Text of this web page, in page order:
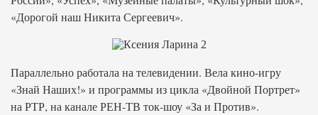
«Дорогой наш Никита Сергеевич».
Параллельно работала на телевидении. Вела кино-игру
«Знай Наших!» и программы из цикла «Двойной Портрет»
на РТР, на канале РЕН-ТВ ток-шоу «За и Против».